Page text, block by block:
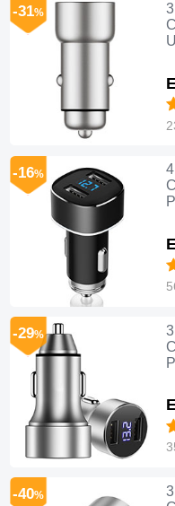
-31%
-16%
-29%
-40%